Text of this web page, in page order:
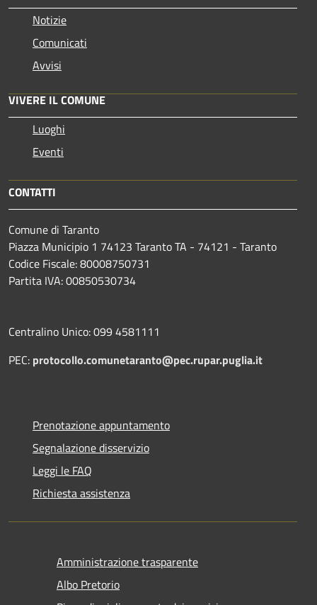
Notizie
Comunicati
Avvisi
VIVERE IL COMUNE
Luoghi
Eventi
CONTATTI
Comune di Taranto
Piazza Municipio 1 74123 Taranto TA - 74121 - Taranto
Codice Fiscale: 80008750731
Partita IVA: 00850530734
Centralino Unico: 099 4581111
PEC: protocollo.comunetaranto@pec.rupar.puglia.it
Prenotazione appuntamento
Segnalazione disservizio
Leggi le FAQ
Richiesta assistenza
Amministrazione trasparente
Albo Pretorio